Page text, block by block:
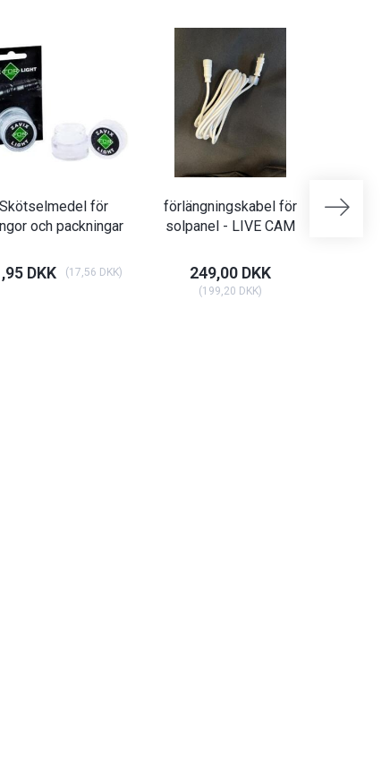
Skötselmedel för
och packningar
DKK (17,56 DKK)
förlängningskabel för
solpanel - LIVE CAM
249,00 DKK
(199,20 DKK)
Kabel